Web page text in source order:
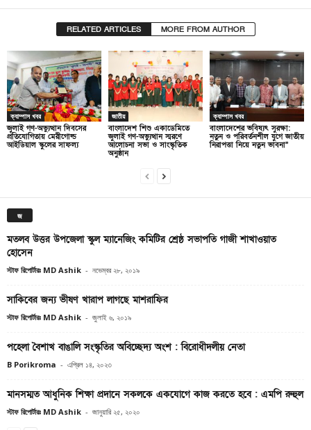
RELATED ARTICLES MORE FROM AUTHOR
ক্যাম্পাস খবর
জুলাই গণ-অভ্যুত্থান দিবসের
প্রতিযোগিতায় মেরীগোল্ড
আইডিয়াল স্কুলের সাফল্য
জাতীয়
বাংলাদেশ শিশু একাডেমিতে
জুলাই গণ-অভ্যুত্থান স্মরণে
আলোচনা সভা ও সাংস্কৃতিক
অনুষ্ঠান
ক্যাম্পাস খবর
বাংলাদেশের ভবিষ্যৎ সুরক্ষা:
নতুন ও পরিবর্তনশীল যুগে জাতীয়
নিরাপত্তা নিয়ে নতুন ভাবনা”
জ
মতলব উত্তর উপজেলা স্কুল ম্যানেজিং কমিটির শ্রেষ্ঠ সভাপতি গাজী শাখাওয়াত
হোসেন
স্টাফ রিপোর্টারঃ MD Ashik - নভেম্বর ২৮, ২০১৯
সাকিবের জন্য ভীষণ খারাপ লাগছে মাশরাফির
স্টাফ রিপোর্টারঃ MD Ashik - জুলাই ৬, ২০১৯
পহেলা বৈশাখ বাঙালি সংস্কৃতির অবিচ্ছেদ্য অংশ : বিরোধীদলীয় নেতা
B Porikroma - এপ্রিল ১৪, ২০২৩
মানসম্মত আধুনিক শিক্ষা প্রদানে সকলকে একযোগে কাজ করতে হবে : এমপি রুহুল
স্টাফ রিপোর্টারঃ MD Ashik - জানুয়ারি ২৫, ২০২০